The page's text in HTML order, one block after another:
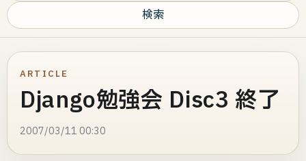
Search this site
ARTICLE
Django勉強会 Disc3 終了
2007/03/11 00:30